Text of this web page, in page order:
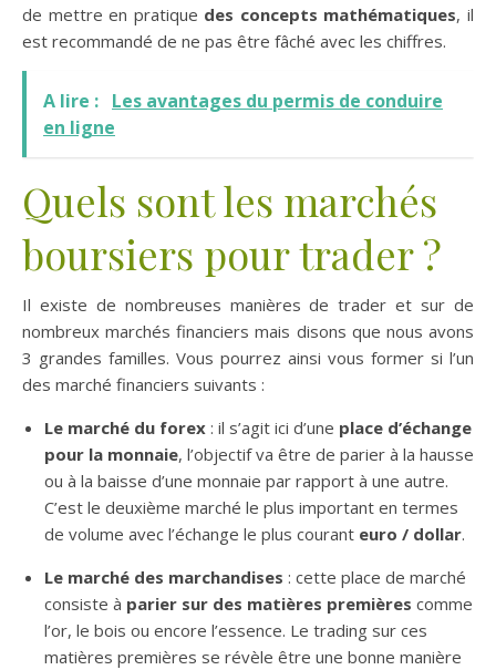
de mettre en pratique des concepts mathématiques, il
est recommandé de ne pas être fâché avec les chiffres.
A lire : Les avantages du permis de conduire
en ligne
Quels sont les marchés
boursiers pour trader ?
Il existe de nombreuses manières de trader et sur de
nombreux marchés financiers mais disons que nous avons
3 grandes familles. Vous pourrez ainsi vous former si l’un
des marché financiers suivants :
Le marché du forex : il s’agit ici d’une place d’échange
pour la monnaie, l’objectif va être de parier à la hausse
ou à la baisse d’une monnaie par rapport à une autre.
C’est le deuxième marché le plus important en termes
de volume avec l’échange le plus courant euro / dollar.
Le marché des marchandises : cette place de marché
consiste à parier sur des matières premières comme
l’or, le bois ou encore l’essence. Le trading sur ces
matières premières se révèle être une bonne manière